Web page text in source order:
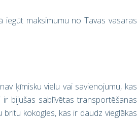
iegūt maksimumu no Tavas vasaras
ķīmisku vielu vai savienojumu, kas
bijušas sablīvētas transportēšanas
kokogles, kas ir daudz vieglākas